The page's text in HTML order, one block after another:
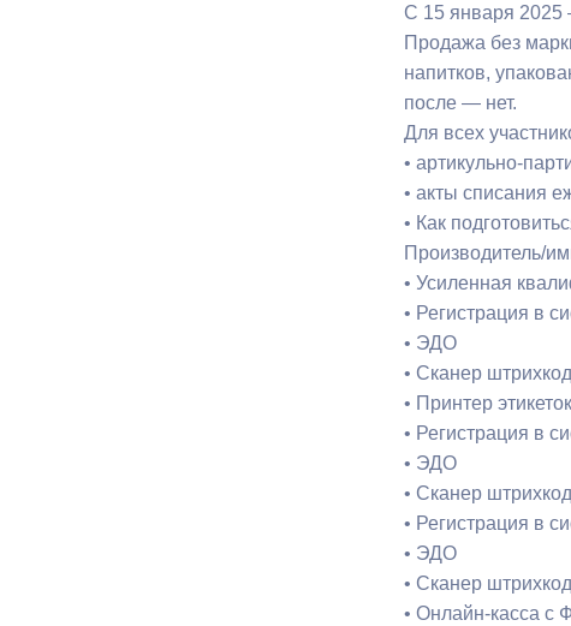
С 15 января 2025
Продажа без
напитков,
после — нет.
Для всех
• артикульно-
• акты списания
• Как
Производитель/
• Усиленная
• Регистрация в
• ЭДО
• Сканер
• Принтер
• Регистрация в
• ЭДО
• Сканер
• Регистрация в
• ЭДО
• Сканер
• Онлайн-касса с